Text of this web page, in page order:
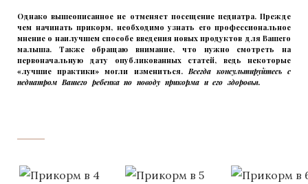
Однако вышеописанное не отменяет посещение педиатра. Прежде
чем начинать прикорм, необходимо узнать его профессиональное
мнение о наилучшем способе введения новых продуктов для Вашего
малыша. Также обращаю внимание, что нужно смотреть на
первоначальную дату опубликованных статей, ведь некоторые
«лучшие практики» могли измениться. Всегда консультируйтесь с
педиатром Вашего ребенка по поводу прикорма и его здоровья.